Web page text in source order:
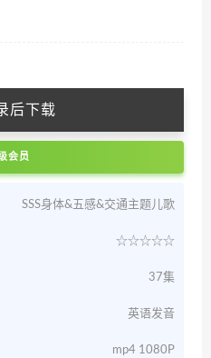
后下载
会员
SSS身体&五感&交通主题儿歌
☆☆☆☆☆
37集
英语发音
mp4 1080P